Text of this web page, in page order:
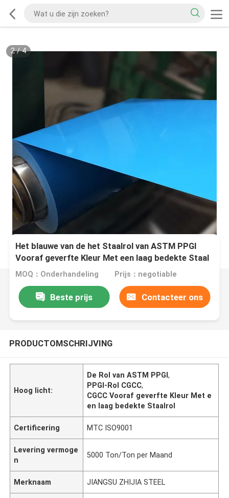
2/4
Het blauwe van de het Staalrol van ASTM PPGI
Vooraf geverfte Kleur Met een laag bedekte Staal
CGCC Lassen
MOQ：Onderhandeling Prijs：negotiable
Beste prijs Contacteer ons
PRODUCTOMSCHRIJVING
Hoog licht:
De Rol van ASTM PPGI,
PPGI-Rol CGCC,
CGCC Vooraf geverfte Kleur Met e
en laag bedekte Staalrol
Certificering MTC ISO9001
Levering vermoge
n
5000 Ton/Ton per Maand
Merknaam JIANGSU ZHIJIA STEEL